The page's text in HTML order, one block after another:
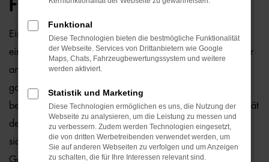
FÜR BIELEFELD GEEIGNET
Ein Škoda Octavia Gebrauchtwagen und Bielefeld passen
einfach perfekt zusammen. Dies ließe sich natürlich auch für
andere Orte sagen, denn dieses Modell überzeugt auf
ganzer Linie. Wir von der Auto-Familie Ostermaier arbeiten
bereits seit vielen Jahren mit Škoda und sind von der Qualität
der Fahrzeuge begeistert. Dennoch gehen wir auf Nummer
sicher und schauen bei jedem Škoda Octavia
Gebrauchtwagen für Bielefeld genauestens nach. Konkret
Funktional
Diese Technologien bieten die bestmögliche Funktionalität
der Webseite. Services von Drittanbietern wie Google
Maps, Chats, Fahrzeugbewertungssystem und weitere
werden aktiviert.
Statistik und Marketing
Diese Technologien ermöglichen es uns, die Nutzung der
Webseite zu analysieren, um die Leistung zu messen und
zu verbessern. Zudem werden Technologien eingesetzt,
die von dritten Werbetreibenden verwendet werden, um
Sie auf anderen Webseiten zu verfolgen und um Anzeigen
zu schalten, die für Ihre Interessen relevant sind.